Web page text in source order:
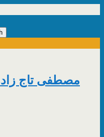
مصطفى تاج